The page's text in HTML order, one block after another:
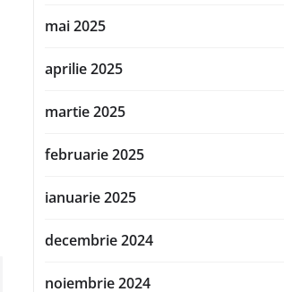
mai 2025
aprilie 2025
martie 2025
februarie 2025
ianuarie 2025
decembrie 2024
noiembrie 2024